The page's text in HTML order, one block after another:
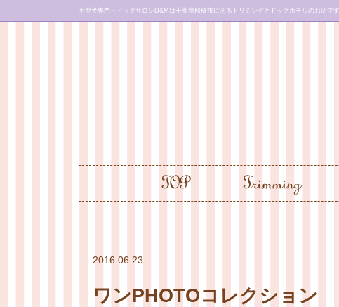
小型犬専門・ドッグサロンD&Mは千葉県船橋市にあるトリミングとドッグホテルのお店です
2016.06.23
ワンPHOTOコレクション